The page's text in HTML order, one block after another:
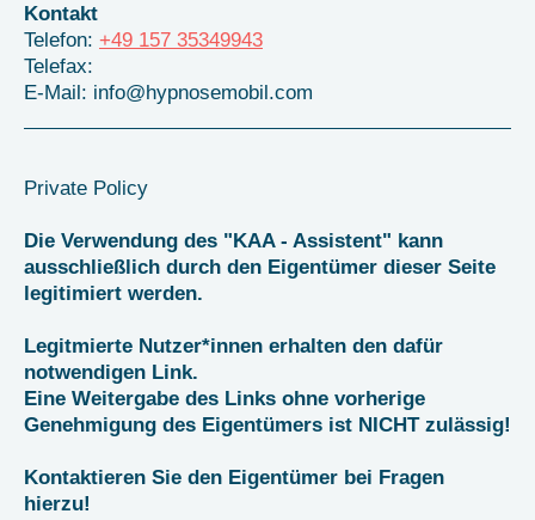
Kontakt
Telefon: +49 157 35349943
Telefax:
E-Mail: info@hypnosemobil.com
Private Policy
Die Verwendung des "KAA - Assistent" kann
ausschließlich durch den Eigentümer dieser Seite
legitimiert werden.
Legitmierte Nutzer*innen erhalten den dafür
notwendigen Link.
Eine Weitergabe des Links ohne vorherige
Genehmigung des Eigentümers ist NICHT zulässig!
Kontaktieren Sie den Eigentümer bei Fragen
hierzu!